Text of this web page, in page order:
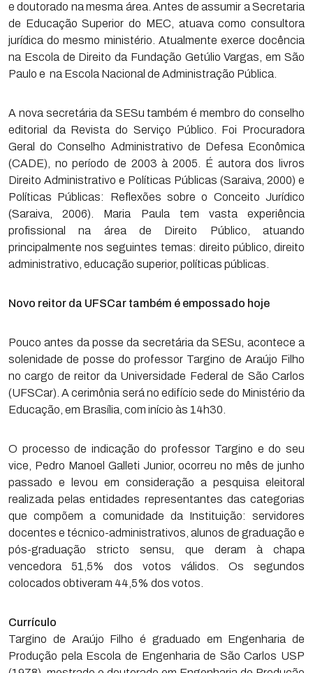
e doutorado na mesma área. Antes de assumir a Secretaria
de Educação Superior do MEC, atuava como consultora
jurídica do mesmo ministério. Atualmente exerce docência
na Escola de Direito da Fundação Getúlio Vargas, em São
Paulo e na Escola Nacional de Administração Pública.
A nova secretária da SESu também é membro do conselho
editorial da Revista do Serviço Público. Foi Procuradora
Geral do Conselho Administrativo de Defesa Econômica
(CADE), no período de 2003 à 2005. É autora dos livros
Direito Administrativo e Políticas Públicas (Saraiva, 2000) e
Políticas Públicas: Reflexões sobre o Conceito Jurídico
(Saraiva, 2006). Maria Paula tem vasta experiência
profissional na área de Direito Público, atuando
principalmente nos seguintes temas: direito público, direito
administrativo, educação superior, políticas públicas.
Novo reitor da UFSCar também é empossado hoje
Pouco antes da posse da secretária da SESu, acontece a
solenidade de posse do professor Targino de Araújo Filho
no cargo de reitor da Universidade Federal de São Carlos
(UFSCar). A cerimônia será no edifício sede do Ministério da
Educação, em Brasília, com início às 14h30.
O processo de indicação do professor Targino e do seu
vice, Pedro Manoel Galleti Junior, ocorreu no mês de junho
passado e levou em consideração a pesquisa eleitoral
realizada pelas entidades representantes das categorias
que compõem a comunidade da Instituição: servidores
docentes e técnico-administrativos, alunos de graduação e
pós-graduação stricto sensu, que deram à chapa
vencedora 51,5% dos votos válidos. Os segundos
colocados obtiveram 44,5% dos votos.
Currículo
Targino de Araújo Filho é graduado em Engenharia de
Produção pela Escola de Engenharia de São Carlos USP